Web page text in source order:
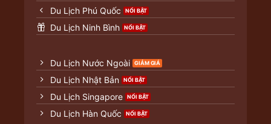
Du Lịch Phú Quốc
Du Lịch Ninh Bình
Du Lịch Nước Ngoài
Du Lịch Nhật Bản
Du Lịch Singapore
Du Lịch Hàn Quốc